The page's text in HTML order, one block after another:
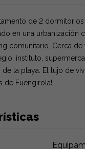
de 2
en una urbanización
comunitario. Cerca
instituto,
la playa. El lujo de
de Fuengirola!